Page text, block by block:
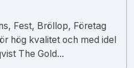
Fest, Bröllop, Företag
hög kvalitet och med idel
The Gold...